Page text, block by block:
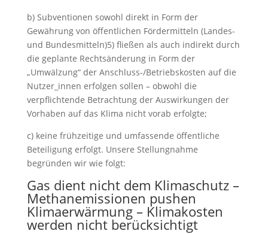
b) Subventionen sowohl direkt in Form der
Gewährung von öffentlichen Fördermitteln (Landes-
und Bundesmitteln)5) fließen als auch indirekt durch
die geplante Rechtsänderung in Form der
„Umwälzung“ der Anschluss-/Betriebskosten auf die
Nutzer_innen erfolgen sollen – obwohl die
verpflichtende Betrachtung der Auswirkungen der
Vorhaben auf das Klima nicht vorab erfolgte;
c) keine frühzeitige und umfassende öffentliche
Beteiligung erfolgt. Unsere Stellungnahme
begründen wir wie folgt:
Gas dient nicht dem Klimaschutz –
Methanemissionen pushen
Klimaerwärmung – Klimakosten
werden nicht berücksichtigt